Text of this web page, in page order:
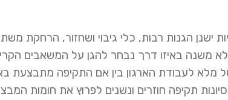
ישנן הגנות רבות, כלי גיבוי ושחזור, הרחקת
משנה באיזו דרך נבחר להגן על המשאבים
מלא לעבודת הארגון בין אם התקיפה מתבצעת
תקיפה חוזרים ונשנים לפרוץ את חומות